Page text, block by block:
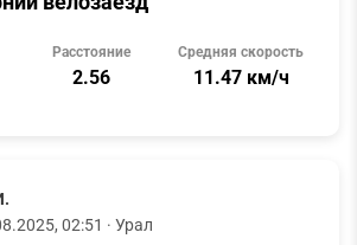
Расстояние
2.56
Средняя скорость
11.47 км/ч
02:51 · Урал